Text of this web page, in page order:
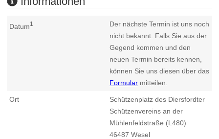
Datum1
Der nächste Termin ist uns noch
nicht bekannt. Falls Sie aus der
Gegend kommen und den
neuen Termin bereits kennen,
können Sie uns diesen über das
Formular mitteilen.
Ort
Schützenplatz des Diersfordter
Schützenvereins an der
Mühlenfeldstraße (L480)
46487 Wesel